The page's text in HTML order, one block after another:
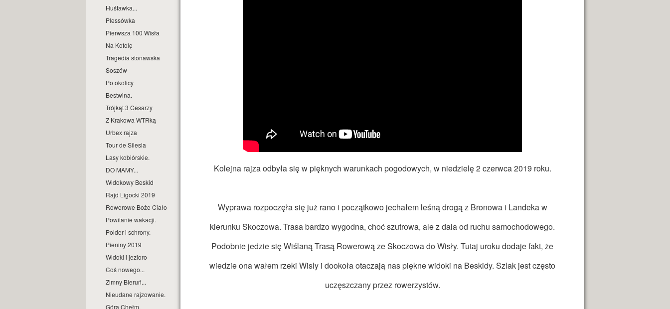
Huśtawka...
Plessówka
Pierwsza 100 Wisła
Na Kofolę
Tragedia stonawska
Soszów
Po okolicy
Bestwina.
Trójkąt 3 Cesarzy
Z Krakowa WTRką
Urbex rajza
Tour de Silesia
Lasy kobiórskie.
DO MAMY...
Widokowy Beskid
Rajd Ligocki 2019
Rowerowe Boże Ciało
Powitanie wakacji.
Polder i schrony.
Pieniny 2019
Widoki i jezioro
Coś nowego...
Zimny Bieruń...
Nieudane rajzowanie.
Góra Chełm.
Kolejna rajza odbyła się w pięknych warunkach pogodowych, w niedzielę 2 czerwca 2019 roku.
Wyprawa rozpoczęła się już rano i początkowo jechałem leśną drogą z Bronowa i Landeka w
kierunku Skoczowa. Trasa bardzo wygodna, choć szutrowa, ale z dala od ruchu samochodowego.
Podobnie jedzie się Wiślaną Trasą Rowerową ze Skoczowa do Wisły. Tutaj uroku dodaje fakt, że
wiedzie ona wałem rzeki Wisly i dookoła otaczają nas piękne widoki na Beskidy. Szlak jest często
uczęszczany przez rowerzystów.